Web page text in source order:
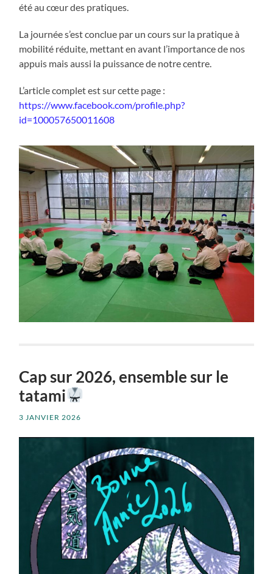
été au cœur des pratiques.
La journée s’est conclue par un cours sur la pratique à
mobilité réduite, mettant en avant l’importance de nos
appuis mais aussi la puissance de notre centre.
L’article complet est sur cette page :
https://www.facebook.com/profile.php?
id=100057650011608
Cap sur 2026, ensemble sur le
tatami
3 JANVIER 2026